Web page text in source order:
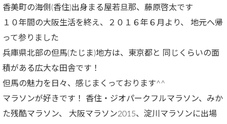
香美町の海側(香住)出身まる屋若旦那、藤原啓太です
１０年間の大阪生活を終え、２０１６年６月より、 地元へ帰
って参りました
兵庫県北部の但馬(たじま)地方は、東京都と 同じくらいの面
積がある広大な田舎です！
但馬の魅力を日々、感じまくっております^^
マラソンが好きです！ 香住・ジオパークフルマラソン、みか
た残酷マラソン、 大阪マラソン2015、淀川マラソンに出場